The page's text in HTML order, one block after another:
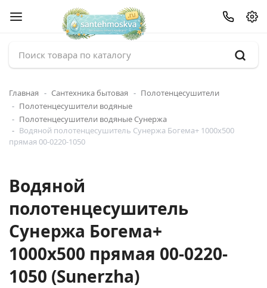
Главная Сантехника бытовая
Полотенцесушители
Полотенцесушители водяные
Полотенцесушители водяные Сунержа
Водяной полотенцесушитель Сунержа Богема+ 1000x500
прямая 00-0220-1050
Водяной
полотенцесушитель
Сунержа Богема+
1000x500 прямая 00-0220-
1050 (Sunerzha)